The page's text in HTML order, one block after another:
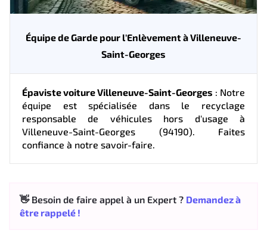
Équipe de Garde pour l'Enlèvement à Villeneuve-
Saint-Georges
Épaviste voiture Villeneuve-Saint-Georges : Notre
équipe est spécialisée dans le recyclage
responsable de véhicules hors d'usage à
Villeneuve-Saint-Georges (94190). Faites
confiance à notre savoir-faire.
👋 Besoin de faire appel à un Expert ? Demandez à
être rappelé !